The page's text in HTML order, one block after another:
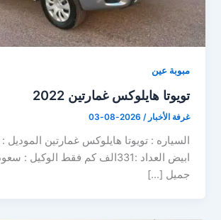
مبوبة عين
تويوتا هايلوكس غمارتين 2022
غرفة الأخبار/
2026-08-03
ابيض العداد :331الف كم فقط
جميل […]